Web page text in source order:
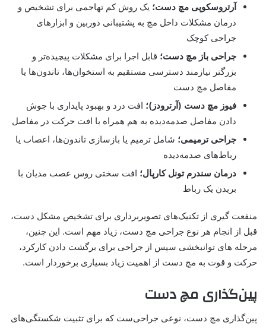
آرتروسکوپی مچ دست؛ یک روش کم تهاجمی برای تشخیص و
درمان مشکلات داخل مچ به پشتیبانی دوربین و ابزارهای
جراحی کوچک
جراحی باز مچ دست؛ قابل اجرا برای مشکلات پیچیده‌تر و
بزرگتر نیازمند دسترسی مستقیم به استخوان‌ها، تاندون‌ها یا
مفاصل مچ دست
فیوز مچ دست (آرترودز)؛ افت درد و بهبود پایداری با جوش
دادن مفاصل صدمه‌دیده به هم همراه با افت حرکت در مفاصل
جراحی ترمیمی؛ شامل ترمیم یا بازسازی تاندون‌ها، اعصاب یا
رباط‌های صدمه‌دیده
درمان سندرم تونل کارپال؛ افت سختی روس عصب مدیان با
بریدن یک رباط
منفعت گیری از تکنیک‌های تصویربرداری برای تشخیص مشکل دست،
قبل از انجام هر نوع جراحی مچ دست، زیاد مهم است. این چنین،
مرحله های توانبخشی سپس از جراحی برای برگشت دادن کارکرد،
حرکت و قوت به مچ دست از اهمیت زیاد بسیاری برخوردار است.
پین‌گذاری مچ دست
پین‌گذاری مچ دست، نوعی جراحی‌ست که برای تثبیت شکستگی‌های